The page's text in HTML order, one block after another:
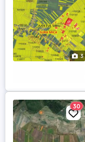
3
30